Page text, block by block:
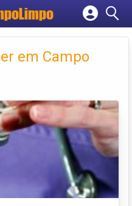
empresa
contaem Campo